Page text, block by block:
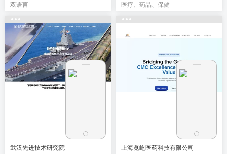
双语言
医疗、药品、保健
武汉先进技术研究院
上海览屹医药科技有限公司